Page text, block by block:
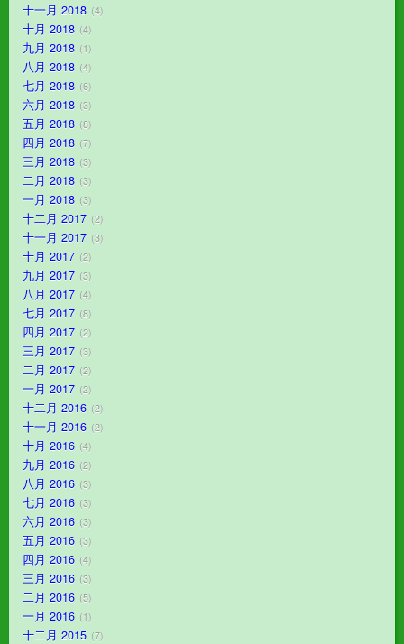
十一月 2018 4
十月 2018 4
九月 2018 1
八月 2018 4
七月 2018 6
六月 2018 3
五月 2018 8
四月 2018 7
三月 2018 3
二月 2018 3
一月 2018 3
十二月 2017 2
十一月 2017 3
十月 2017 2
九月 2017 3
八月 2017 4
七月 2017 8
四月 2017 2
三月 2017 3
二月 2017 2
一月 2017 2
十二月 2016 2
十一月 2016 2
十月 2016 4
九月 2016 2
八月 2016 3
七月 2016 3
六月 2016 3
五月 2016 3
四月 2016 4
三月 2016 3
二月 2016 5
一月 2016 1
十二月 2015 7